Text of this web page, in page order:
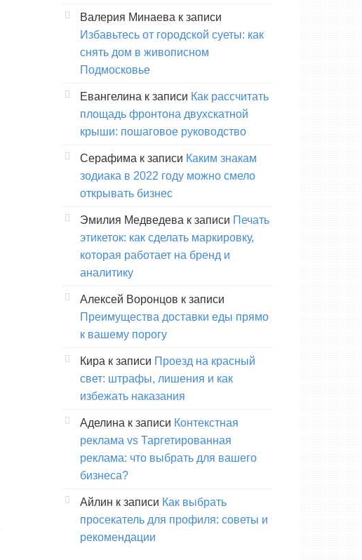
Валерия Минаева к записи
Избавьтесь от городской суеты: как
снять дом в живописном
Подмосковье
Евангелина к записи Как рассчитать
площадь фронтона двухскатной
крыши: пошаговое руководство
Серафима к записи Каким знакам
зодиака в 2022 году можно смело
открывать бизнес
Эмилия Медведева к записи Печать
этикеток: как сделать маркировку,
которая работает на бренд и
аналитику
Алексей Воронцов к записи
Преимущества доставки еды прямо
к вашему порогу
Кира к записи Проезд на красный
свет: штрафы, лишения и как
избежать наказания
Аделина к записи Контекстная
реклама vs Таргетированная
реклама: что выбрать для вашего
бизнеса?
Айлин к записи Как выбрать
просекатель для профиля: советы и
рекомендации